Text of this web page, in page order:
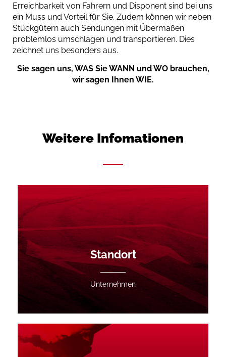
Erreichbarkeit von Fahrern und Disponent sind bei uns
ein Muss und Vorteil für Sie. Zudem können wir neben
Stückgütern auch Sendungen mit Übermaßen
problemlos umschlagen und transportieren. Dies
zeichnet uns besonders aus.
Sie sagen uns, WAS Sie WANN und WO brauchen,
wir sagen Ihnen WIE.
Weitere Infomationen
Standort
Unternehmen